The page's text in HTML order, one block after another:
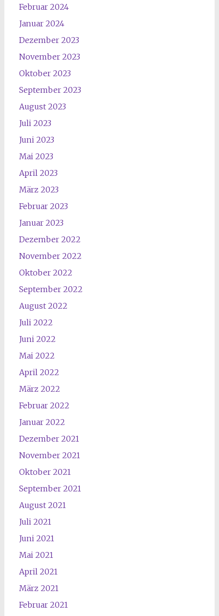
Februar 2024
Januar 2024
Dezember 2023
November 2023
Oktober 2023
September 2023
August 2023
Juli 2023
Juni 2023
Mai 2023
April 2023
März 2023
Februar 2023
Januar 2023
Dezember 2022
November 2022
Oktober 2022
September 2022
August 2022
Juli 2022
Juni 2022
Mai 2022
April 2022
März 2022
Februar 2022
Januar 2022
Dezember 2021
November 2021
Oktober 2021
September 2021
August 2021
Juli 2021
Juni 2021
Mai 2021
April 2021
März 2021
Februar 2021